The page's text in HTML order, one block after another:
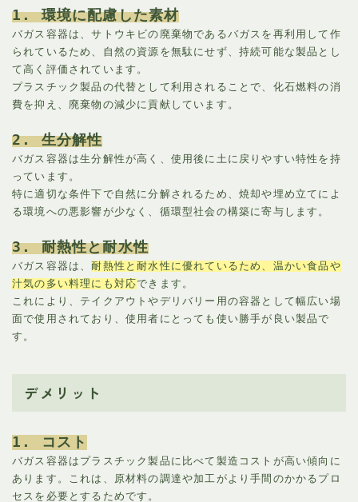
1. 環境に配慮した素材
バガス容器は、サトウキビの廃棄物であるバガスを再利用して作
られているため、自然の資源を無駄にせず、持続可能な製品とし
て高く評価されています。
プラスチック製品の代替として利用されることで、化石燃料の消
費を抑え、廃棄物の減少に貢献しています。
2. 生分解性
バガス容器は生分解性が高く、使用後に土に戻りやすい特性を持
っています。
特に適切な条件下で自然に分解されるため、焼却や埋め立てによ
る環境への悪影響が少なく、循環型社会の構築に寄与します。
3. 耐熱性と耐水性
バガス容器は、耐熱性と耐水性に優れているため、温かい食品や
汁気の多い料理にも対応できます。
これにより、テイクアウトやデリバリー用の容器として幅広い場
面で使用されており、使用者にとっても使い勝手が良い製品で
す。
デメリット
1. コスト
バガス容器はプラスチック製品に比べて製造コストが高い傾向に
あります。これは、原材料の調達や加工がより手間のかかるプロ
セスを必要とするためです。